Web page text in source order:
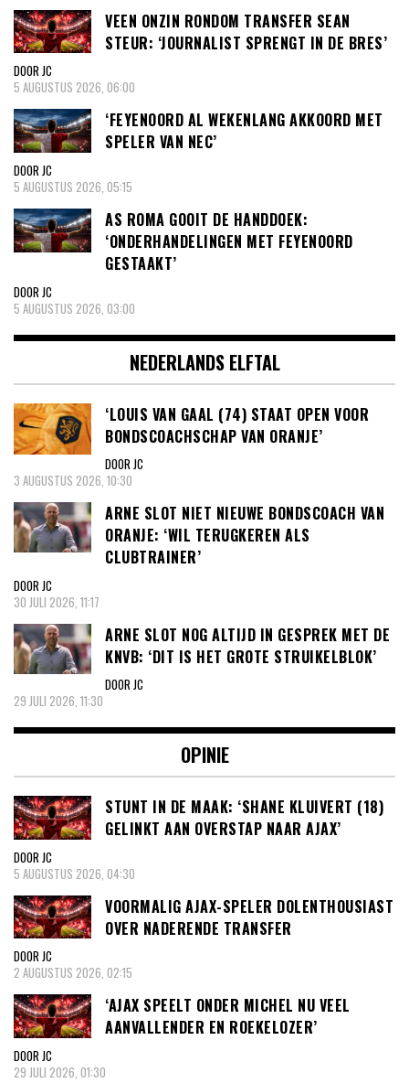
VEEN ONZIN RONDOM TRANSFER SEAN
STEUR: ‘JOURNALIST SPRENGT IN DE BRES’
DOOR JC
5 AUGUSTUS 2026, 06:00
‘FEYENOORD AL WEKENLANG AKKOORD MET
SPELER VAN NEC’
DOOR JC
5 AUGUSTUS 2026, 05:15
AS ROMA GOOIT DE HANDDOEK:
‘ONDERHANDELINGEN MET FEYENOORD
GESTAAKT’
DOOR JC
5 AUGUSTUS 2026, 03:00
NEDERLANDS ELFTAL
‘LOUIS VAN GAAL (74) STAAT OPEN VOOR
BONDSCOACHSCHAP VAN ORANJE’
DOOR JC
3 AUGUSTUS 2026, 10:30
ARNE SLOT NIET NIEUWE BONDSCOACH VAN
ORANJE: ‘WIL TERUGKEREN ALS
CLUBTRAINER’
DOOR JC
30 JULI 2026, 11:17
ARNE SLOT NOG ALTIJD IN GESPREK MET DE
KNVB: ‘DIT IS HET GROTE STRUIKELBLOK’
DOOR JC
29 JULI 2026, 11:30
OPINIE
STUNT IN DE MAAK: ‘SHANE KLUIVERT (18)
GELINKT AAN OVERSTAP NAAR AJAX’
DOOR JC
5 AUGUSTUS 2026, 04:30
VOORMALIG AJAX-SPELER DOLENTHOUSIAST
OVER NADERENDE TRANSFER
DOOR JC
2 AUGUSTUS 2026, 02:15
‘AJAX SPEELT ONDER MICHEL NU VEEL
AANVALLENDER EN ROEKELOZER’
DOOR JC
29 JULI 2026, 01:30